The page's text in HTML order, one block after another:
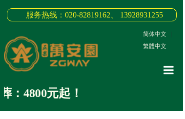
服务热线：020-82819162、 13928931255
简体中文
繁體中文
：4800元起！